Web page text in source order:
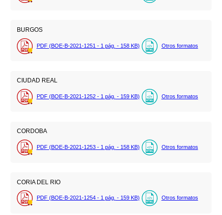
BURGOS
PDF (BOE-B-2021-1251 - 1 pág. - 158 KB) Otros formatos
CIUDAD REAL
PDF (BOE-B-2021-1252 - 1 pág. - 159 KB) Otros formatos
CORDOBA
PDF (BOE-B-2021-1253 - 1 pág. - 158 KB) Otros formatos
CORIA DEL RIO
PDF (BOE-B-2021-1254 - 1 pág. - 159 KB) Otros formatos